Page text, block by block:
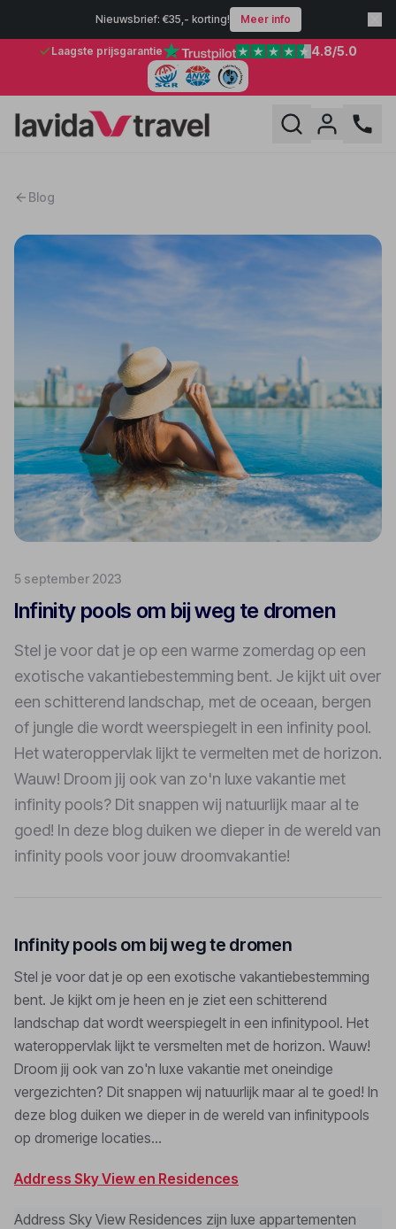
Nieuwsbrief: €35,- korting! Meer info
Laagste prijsgarantie 4.8/5.0
Blog
5 september 2023
Infinity pools om bij weg te dromen
Stel je voor dat je op een warme zomerdag op een
exotische vakantiebestemming bent. Je kijkt uit over
een schitterend landschap, met de oceaan, bergen
of jungle die wordt weerspiegelt in een infinity pool.
Het wateroppervlak lijkt te vermelten met de horizon.
Wauw! Droom jij ook van zo'n luxe vakantie met
infinity pools? Dit snappen wij natuurlijk maar al te
goed! In deze blog duiken we dieper in de wereld van
infinity pools voor jouw droomvakantie!
Infinity pools om bij weg te dromen
Stel je voor dat je op een exotische vakantiebestemming
bent. Je kijkt om je heen en je ziet een schitterend
landschap dat wordt weerspiegelt in een infinitypool. Het
wateroppervlak lijkt te versmelten met de horizon. Wauw!
Droom jij ook van zo'n luxe vakantie met oneindige
vergezichten? Dit snappen wij natuurlijk maar al te goed! In
deze blog duiken we dieper in de wereld van infinitypools
op dromerige locaties...
Address Sky View en Residences
Address Sky View Residences zijn luxe appartementen